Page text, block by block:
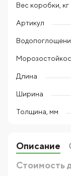
Вес коробки, кг
Артикул
Длина
Ширина
Толщина, мм
Описание
Стоимость